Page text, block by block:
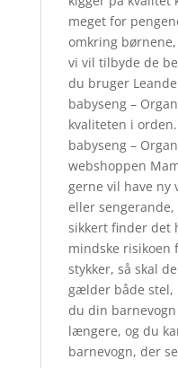
meget for
omkring
vi vil tilbyde de
du bruger
babyseng –
kvaliteten i
babyseng –
webshoppen
gerne vil have ny
eller
sikkert finder det
mindske risikoen
stykker, så skal
gælder både stel,
du din
længere, og du
barnevogn, der